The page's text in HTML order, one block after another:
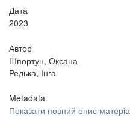
Дата
2023
Автор
Шпортун, Оксана
Редька, Інга
Metadata
Показати повний опис